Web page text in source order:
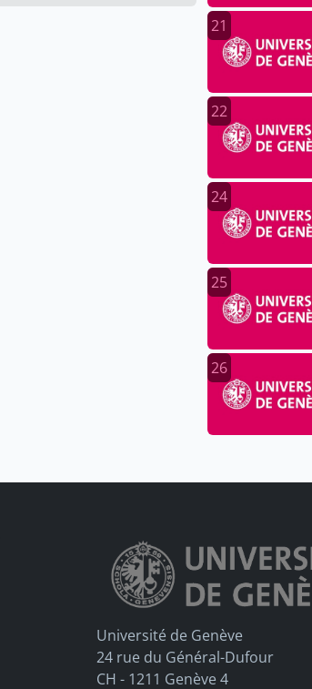
21
22
24
25
26
Université de Genève
24 rue du Général-Dufour
CH - 1211 Genève 4